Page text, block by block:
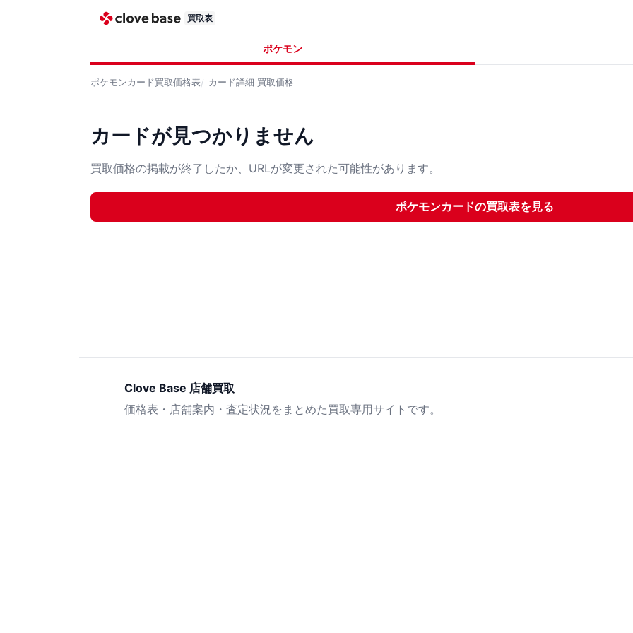
買取表
ポケモン
ポケモンカード買取価格表 カード詳細 買取価格
カードが見つかりません
買取価格の掲載が終了したか、URLが変更された可能性があります。
ポケモンカードの買取表を見る
Clove Base 店舗買取
価格表・店舗案内・査定状況をまとめた買取専用サイトです。